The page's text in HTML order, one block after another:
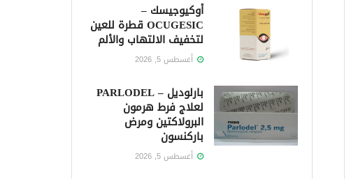
أوكيوجيسك –
OCUGESIC قطرة للعين
لتخفيف الالتهاب والألم
أغسطس 5, 2026
بارلوديل – PARLODEL
لعلاج فرط هرمون
البرولاكتين ومرض
باركنسون
أغسطس 5, 2026